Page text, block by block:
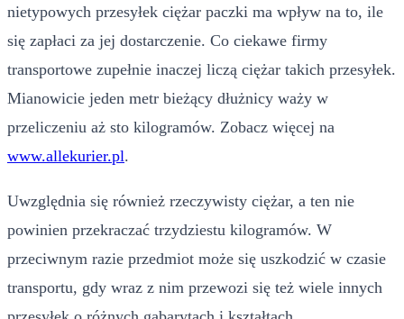
nietypowych przesyłek ciężar paczki ma wpływ na to, ile
się zapłaci za jej dostarczenie. Co ciekawe firmy
transportowe zupełnie inaczej liczą ciężar takich przesyłek.
Mianowicie jeden metr bieżący dłużnicy waży w
przeliczeniu aż sto kilogramów. Zobacz więcej na
www.allekurier.pl.
Uwzględnia się również rzeczywisty ciężar, a ten nie
powinien przekraczać trzydziestu kilogramów. W
przeciwnym razie przedmiot może się uszkodzić w czasie
transportu, gdy wraz z nim przewozi się też wiele innych